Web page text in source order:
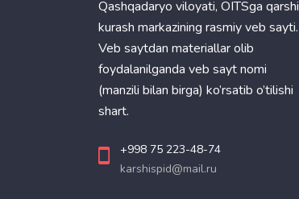
Qashqadaryo viloyati, OITSga qarshi
kurash markazining rasmiy veb sayti.
Veb saytdan materiallar olib
foydalanilganda veb sayt nomi
(manzili bilan birga) ko’rsatib o’tilishi
shart.
+998 75 223-48-74
karshispid@mail.ru